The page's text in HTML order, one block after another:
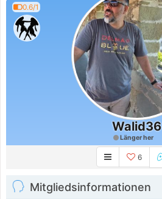
0.6/1
Walid36
Länger her
6
Mitgliedsinformationen